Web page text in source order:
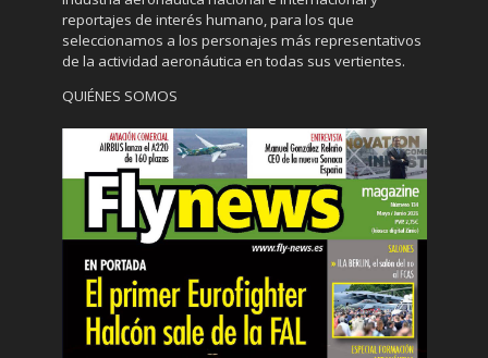
reportajes de interés humano, para los que
seleccionamos a los personajes más representativos
de la actividad aeronáutica en todas sus vertientes.
QUIÉNES SOMOS